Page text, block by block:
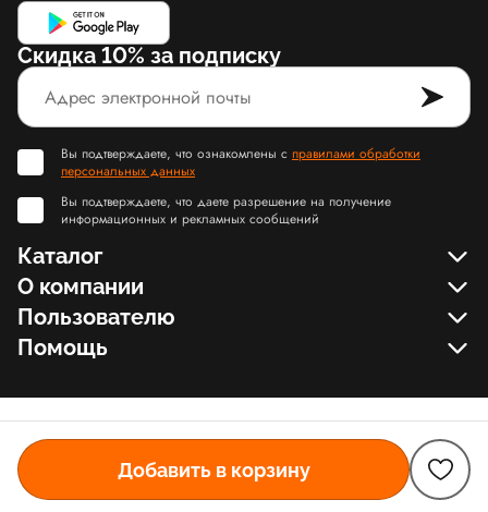
Добавить в корзину
Скидка 10% за подписку
Вы подтверждаете, что ознакомлены с правилами обработки
персональных данных
Вы подтверждаете, что даете разрешение на получение
информационных и рекламных сообщений
Каталог
О компании
Пользователю
Помощь
© Slamdunk.Shop, 2017-2026
Карта сайта Slamdunk